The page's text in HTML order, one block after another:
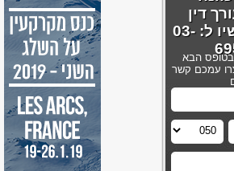
דין
התקשרו עכשיו ל: 03-
הבא
עמכם קשר